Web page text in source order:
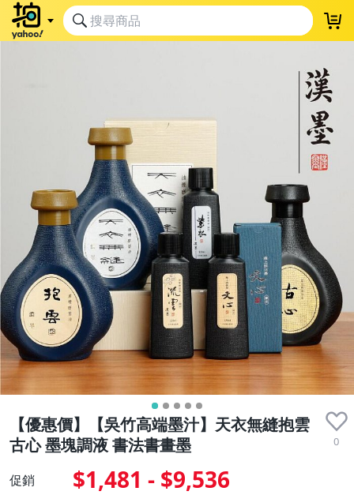
【優惠價】【吳竹高端墨汁】天衣無縫抱雲
古心 墨塊調液 書法書畫墨
0
促銷 $1,481 - $9,536